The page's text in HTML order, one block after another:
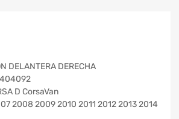
DELANTERA DERECHA
D CorsaVan
2008 2009 2010 2011 2012 2013 2014